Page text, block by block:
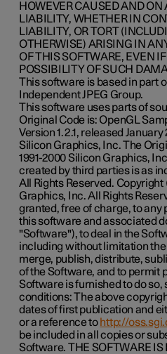
HOWEVER CAUSED AND ON
LIABILITY, WHETHER IN
LIABILITY, OR TORT
OTHERWISE) ARISING IN
OF THIS SOFTWARE, EVEN
POSSIBILITY OF SUCH
This software is based in part
Independent JPEG Group.
This software uses parts of
Original Code is: OpenGL
Version 1.2.1, released
Silicon Graphics, Inc. The
1991-2000 Silicon Graphics,
created by third parties is as
All Rights Reserved. Copyright
Graphics, Inc. All Rights
granted, free of charge, to any
this software and associated
"Software"), to deal in the
including without limitation the
merge, publish, distribute,
of the Software, and to permit
Software is furnished to do
conditions: The above
dates of first publication and
or a reference to http://
be included in all copies or
Software. THE SOFTWARE IS